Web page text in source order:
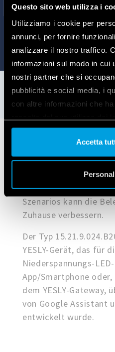
Questo sito web utilizza i
Utilizziamo i cookie per
annunci, per fornire
analizzare il nostro traffico.
informazioni sul modo in cui
nostri partner che si
pubblicità e social media, i
con altre informazioni che
nostri cookie se continua ad
Vai alla Cookie Policy
Accetta
Anwendungs
Das Dimmen von
Szenarios kann die
Zuhause verbessern.
Der Typ
YESLY-Gerät, das für
Niederspannungs-
App/Smartphone
dem YESLY-Gateway,
von Google Assistant
entwickelt wurde.